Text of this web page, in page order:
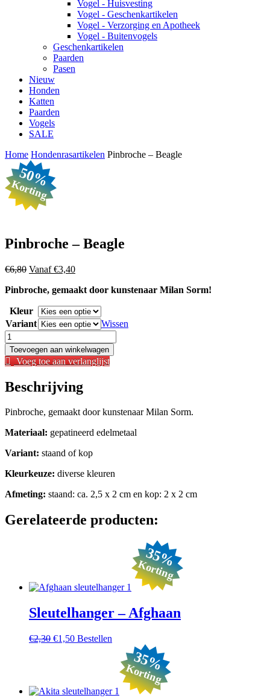
Vogel - Huisvesting
Vogel - Geschenkartikelen
Vogel - Verzorging en Apotheek
Vogel - Buitenvogels
Geschenkartikelen
Paarden
Pasen
Nieuw
Honden
Katten
Paarden
Vogels
SALE
Home Hondenrasartikelen Pinbroche – Beagle
50%
Korting
Pinbroche – Beagle
€6,80 Oorspronkelijke
was:
Vanaf €3,40Huidige
is:
Pinbroche, gemaakt door kunstenaar Milan Sorm!
Kleur
Variant
Wissen
Pinbroche
-
Beagle
aantal
Toevoegen aan winkelwagen
Voeg toe aan verlanglijst
Beschrijving
Pinbroche, gemaakt door kunstenaar Milan Sorm.
Materiaal: gepatineerd edelmetaal
Variant: staand of kop
Kleurkeuze: diverse kleuren
Afmeting: staand: ca. 2,5 x 2 cm en kop: 2 x 2 cm
Gerelateerde producten:
35%
Korting
Sleutelhanger – Afghaan
€2,30 Oorspronkelijke
€1,50Huidige
Bestellen
35%
Korting